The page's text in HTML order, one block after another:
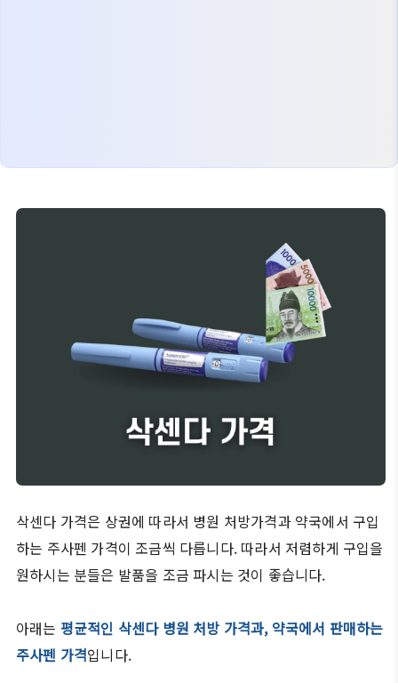
삭센다 가격은 상권에 따라서 병원 처방가격과 약국에서 구입
하는 주사펜 가격이 조금씩 다릅니다. 따라서 저렴하게 구입을
원하시는 분들은 발품을 조금 파시는 것이 좋습니다.
아래는 평균적인 삭센다 병원 처방 가격과, 약국에서 판매하는
주사펜 가격입니다.